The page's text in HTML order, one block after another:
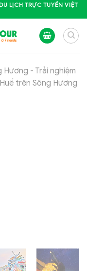
LỊCH TRỰC TUYẾN VIỆT
Hương - Trải nghiệm
trên Sông Hương